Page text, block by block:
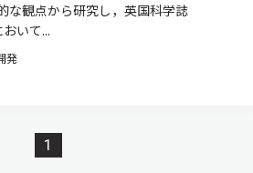
な観点から研究し，英国科学誌
いて...
発
1